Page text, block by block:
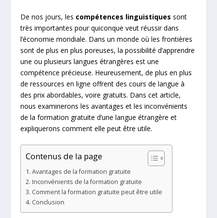
De nos jours, les compétences linguistiquessont
très importantes pour quiconque veut réussir dans
l’économie mondiale. Dans un monde où les frontières
sont de plus en plus poreuses, la possibilité d’apprendre
une ou plusieurs langues étrangères est une
compétence précieuse. Heureusement, de plus en plus
de ressources en ligne offrent des cours de langue à
des prix abordables, voire gratuits. Dans cet article,
nous examinerons les avantages et les inconvénients
de la formation gratuite d’une langue étrangère et
expliquerons comment elle peut être utile.
Contenus de la page
Avantages de la formation gratuite
Inconvénients de la formation gratuite
Comment la formation gratuite peut être utile
Conclusion